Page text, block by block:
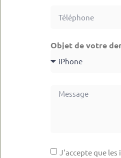
Objet de votre
J'accepte que les